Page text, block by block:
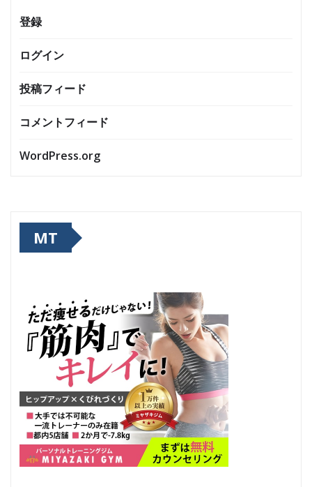
登録
ログイン
投稿フィード
コメントフィード
WordPress.org
MT